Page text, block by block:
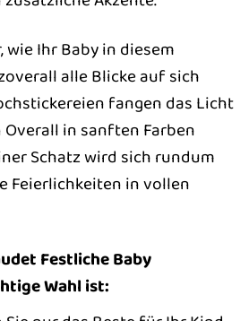
wie Ihr Baby in diesem
alle Blicke auf sich
fangen das Licht
in sanften Farben
Schatz wird sich rundum
Feierlichkeiten in vollen
Festliche Baby
Wahl ist: